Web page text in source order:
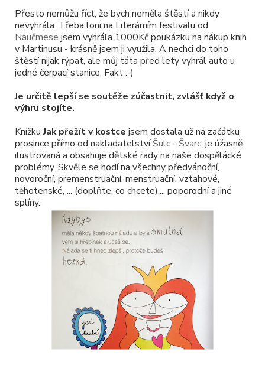
Přesto nemůžu říct, že bych neměla štěstí a nikdy
nevyhrála. Třeba loni na Literárním festivalu od
Naučmese jsem vyhrála 1000Kč poukázku na nákup knih
v Martinusu - krásně jsem ji využila. A nechci do toho
štěstí nijak rýpat, ale můj táta před lety vyhrál auto u
jedné čerpací stanice. Fakt :-)
Je určitě lepší se soutěže zúčastnit, zvlášť když o
výhru stojíte.
KnížkuJak přežít v kostce jsem dostala už na začátku
prosince přímo od nakladatelstvíŠulc - Švarc, je úžasně
ilustrovaná a obsahuje dětské rady na naše dospělácké
problémy. Skvěle se hodí na všechny předvánoční,
novoroční, premenstruační, menstruační, vztahové,
těhotenské, ... (doplňte, co chcete)..., poporodní a jiné
splíny.